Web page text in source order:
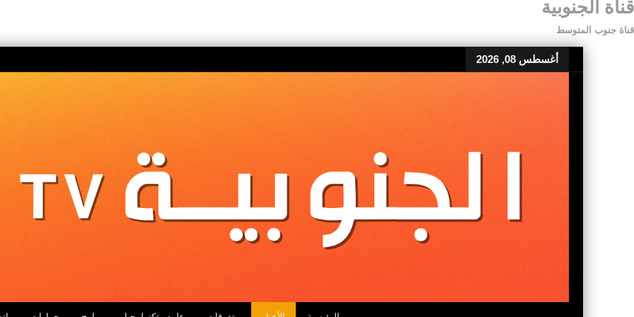
قناة الجنوبية
قناة جنوب المتوسط
أغسطس 08, 2026